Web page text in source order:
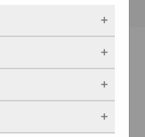
Wall
IPC-
dat de website
altijd actief en
Meestal worden
doet, zoals
of je
vaak onze site
vandaan
zijn. Zo
voorkeuren.